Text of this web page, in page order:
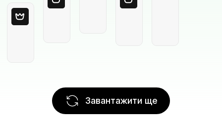
Завантажити ще